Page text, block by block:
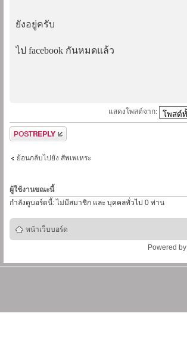
ยังอยู่ครับ
ไป facebook กันหมดแล้ว
แสดงโพสต์จาก:
ตอบกระทู้
ย้อนกลับไปยัง สัพเพเหระ
ผู้ใช้งานขณะนี้
กำลังดูบอร์ดนี้: ไม่มีสมาชิก และ บุคคลทั่วไป 0 ท่าน
หน้าเว็บบอร์ด
Powered by